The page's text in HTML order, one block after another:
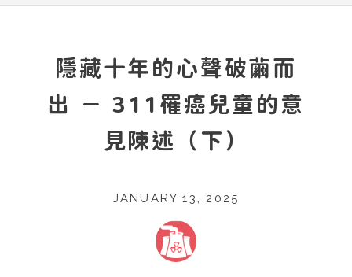
隱藏十年的心聲破繭而
出 － 311罹癌兒童的意
見陳述（下）
JANUARY 13, 2025